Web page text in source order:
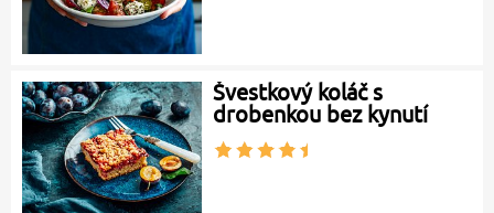
Švestkový koláč s
drobenkou bez kynutí